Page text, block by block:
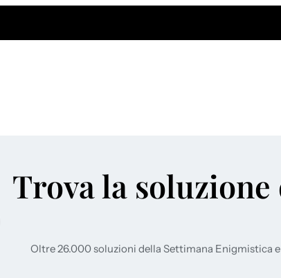
Trova la
Oltre 26.000 soluzioni della Settimana Enigmistica